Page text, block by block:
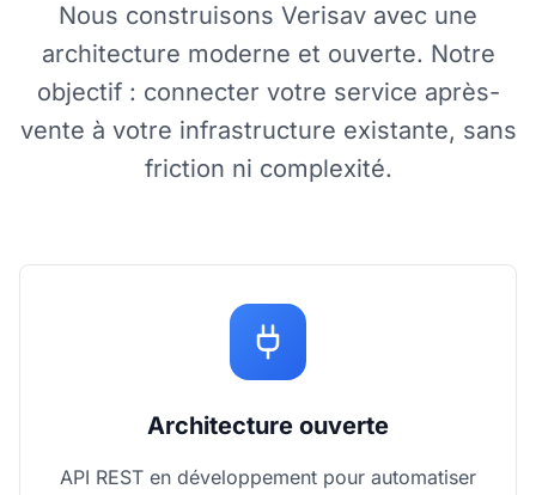
Nous construisons Verisav avec une
architecture moderne et ouverte. Notre
objectif : connecter votre service après-
vente à votre infrastructure existante, sans
friction ni complexité.
Architecture ouverte
API REST en développement pour automatiser